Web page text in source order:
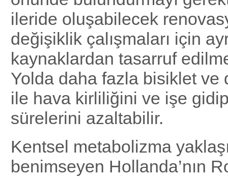
ileride oluşabilecek
değişiklik çalışmaları için
kaynaklardan tasarruf
Yolda daha fazla bisiklet ve
ile hava kirliliğini ve işe
sürelerini azaltabilir.
Kentsel metabolizma
benimseyen Hollanda’nın